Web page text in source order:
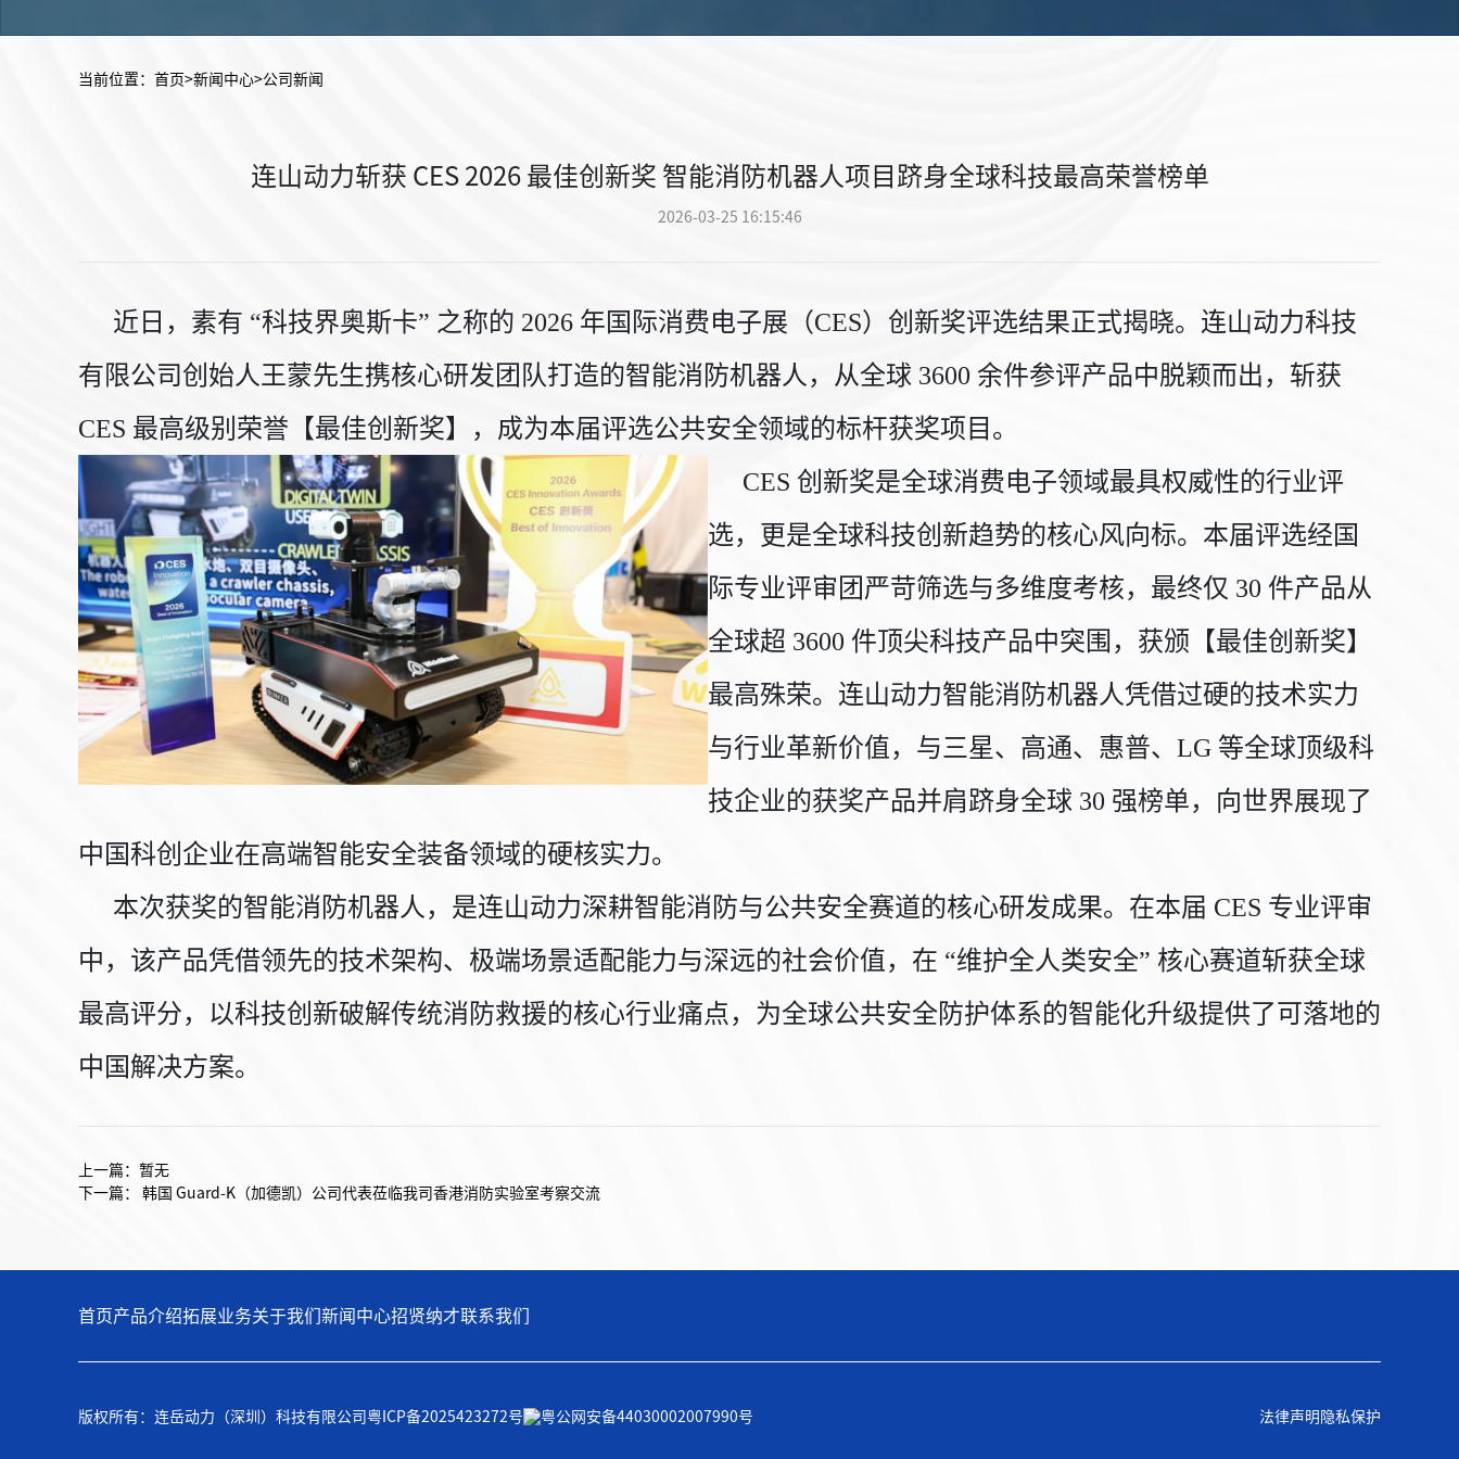
当前位置： 首页>新闻中心>公司新闻
连山动力斩获 CES 2026 最佳创新奖 智能消防机器人项目跻身全球科技最高荣誉榜单
2026-03-25 16:15:46
近日，素有 “科技界奥斯卡” 之称的 2026 年国际消费电子展（CES）创新奖评选结果正式揭晓。连山动力科技
有限公司创始人王蒙先生携核心研发团队打造的智能消防机器人，从全球 3600 余件参评产品中脱颖而出，斩获
CES 最高级别荣誉【最佳创新奖】，成为本届评选公共安全领域的标杆获奖项目。
CES 创新奖是全球消费电子领域最具权威性的行业评
选，更是全球科技创新趋势的核心风向标。本届评选经国
际专业评审团严苛筛选与多维度考核，最终仅 30 件产品从
全球超 3600 件顶尖科技产品中突围，获颁【最佳创新奖】
最高殊荣。连山动力智能消防机器人凭借过硬的技术实力
与行业革新价值，与三星、高通、惠普、LG 等全球顶级科
技企业的获奖产品并肩跻身全球 30 强榜单，向世界展现了
中国科创企业在高端智能安全装备领域的硬核实力。
本次获奖的智能消防机器人，是连山动力深耕智能消防与公共安全赛道的核心研发成果。在本届 CES 专业评审
中，该产品凭借领先的技术架构、极端场景适配能力与深远的社会价值，在 “维护全人类安全” 核心赛道斩获全球
最高评分，以科技创新破解传统消防救援的核心行业痛点，为全球公共安全防护体系的智能化升级提供了可落地的
中国解决方案。
上一篇：暂无
下一篇： 韩国 Guard-K（加德凯）公司代表莅临我司香港消防实验室考察交流
首页产品介绍拓展业务关于我们 新闻中心招贤纳才联系我们
版权所有：连岳动力（深圳）科技有限公司粤ICP备2025423272号 粤公网安备44030002007990号 法律声明 隐私保护